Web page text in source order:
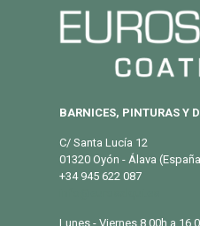
BARNICES, PINTURAS Y
C/ Santa Lucía 12
01320 Oyón - Álava
+34 945 622 087
Lunes - Viernes 8.00h a